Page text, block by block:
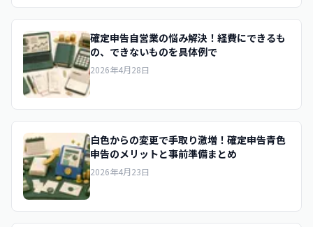
確定申告自営業の悩み解決！経費にできるも
の、できないものを具体例で
2026年4月28日
白色からの変更で手取り激増！確定申告青色
申告のメリットと事前準備まとめ
2026年4月23日